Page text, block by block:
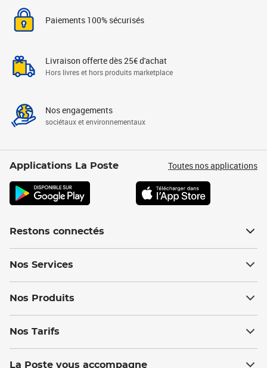
Paiements 100% sécurisés
Livraison offerte dès 25€ d'achat
Hors livres et hors produits marketplace
Nos engagements
sociétaux et environnementaux
Applications La Poste Toutes nos applications
Restons connectés
Nos Services
Nos Produits
Nos Tarifs
La Poste vous accompagne